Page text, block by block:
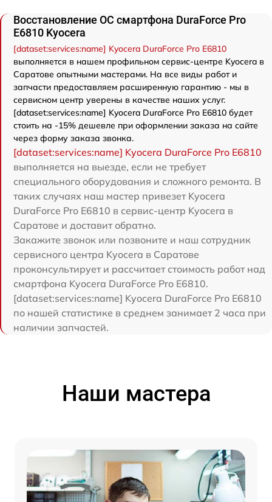
Восстановление ОС смартфона DuraForce Pro
E6810 Kyocera
[dataset:services:name] Kyocera DuraForce Pro E6810
выполняется в нашем профильном сервис-центре Kyocera в
Саратове опытными мастерами. На все виды работ и
запчасти предоставляем расширенную гарантию - мы в
сервисном центр уверены в качестве наших услуг.
[dataset:services:name] Kyocera DuraForce Pro E6810 будет
стоить на -15% дешевле при оформлении заказа на сайте
через форму заказа звонка.
[dataset:services:name] Kyocera DuraForce Pro E6810
выполняется на выезде, если не требует
специального оборудования и сложного ремонта. В
таких случаях наш мастер привезет Kyocera
DuraForce Pro E6810 в сервис-центр Kyocera в
Саратове и доставит обратно.
Закажите звонок или позвоните и наш сотрудник
сервисного центра Kyocera в Саратове
проконсультирует и рассчитает стоимость работ над
смартфона Kyocera DuraForce Pro E6810.
[dataset:services:name] Kyocera DuraForce Pro E6810
по нашей статистике в среднем занимает 2 часа при
наличии запчастей.
Наши мастера